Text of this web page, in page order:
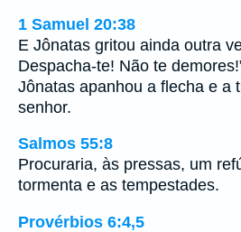
1 Samuel 20:38
E Jônatas gritou ainda outra
Despacha-te! Não te
Jônatas apanhou a flecha e a
senhor.
Salmos 55:8
Procuraria, às pressas, um
tormenta e as tempestades.
Provérbios 6:4,5